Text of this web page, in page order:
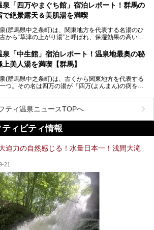
もしれません。
筆者である私が実際に行ってみました！万座温泉の楽
周辺の観光地を解説します。
帰り入浴できる温泉から混浴可能な温泉まで、おす
浴施設もご紹介します！
泉「四万やまぐち館」宿泊レポート！群馬の
で絶景露天＆美肌湯を満喫
(群馬県中之条町)は、関東地方を代表する名湯のひ
から“草津の上がり湯”と呼ばれ、保湿効果の高い美
まぐち館」は、この地を代表する旅館の一つ。日帰
可能ですが、やはり宿泊してじっくり楽しむのがベ
じめ、館内の魅力をたっぷりとご紹介します！
泉「中生館」宿泊レポート！温泉地最奥の秘
上美人湯を満喫【群馬】
(群馬県中之条町)は、古くから関東地方を代表する
つ。その名は四万の湯が『四万(よんまん)の病を癒
賑わう人気温泉地です。
館」は四万温泉最奥に位置し、秘境感漂う老舗宿。泉
(特に美人湯効果)に定評があり、知る人ぞ知る穴場
す。今回は筆者自ら宿泊し、自慢の温泉をはじめ食
・共有スペースなど、宿の全貌を徹底紹介します。
ティ温泉ニュースTOPへ
ィビティ情報
迫力の自然感じる！水量日本一！浅間大滝
21